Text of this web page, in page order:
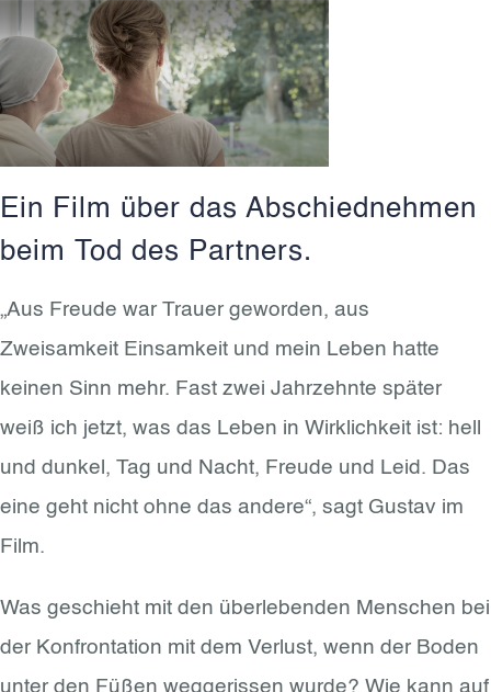
Ein Film über das Abschiednehmen
beim Tod des Partners.
„Aus Freude war Trauer geworden, aus
Zweisamkeit Einsamkeit und mein Leben hatte
keinen Sinn mehr. Fast zwei Jahrzehnte später
weiß ich jetzt, was das Leben in Wirklichkeit ist: hell
und dunkel, Tag und Nacht, Freude und Leid. Das
eine geht nicht ohne das andere“, sagt Gustav im
Film.
Was geschieht mit den überlebenden Menschen bei
der Konfrontation mit dem Verlust, wenn der Boden
unter den Füßen weggerissen wurde? Wie kann auf